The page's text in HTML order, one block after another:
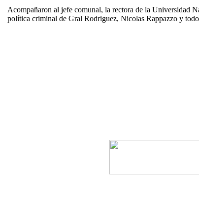
Acompañaron al jefe comunal, la rectora de la Universidad
política criminal de Gral Rodriguez, Nicolas Rappazzo y